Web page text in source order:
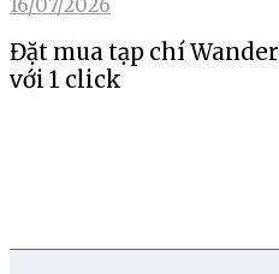
Đặt mua tạp chí
với 1 click